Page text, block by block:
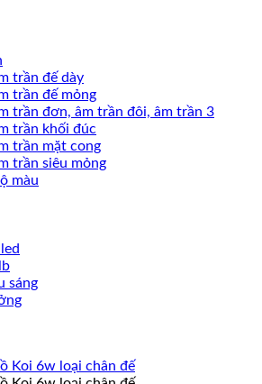
trần đế dày
trần đế mỏng
trần đơn, âm trần đôi, âm trần 3
trần khối đúc
trần mặt cong
trần siêu mỏng
màu
sáng